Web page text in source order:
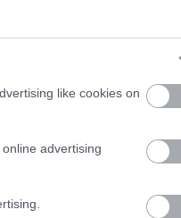
like cookies on
advertising
Balfácánt vacsorára
A darab története